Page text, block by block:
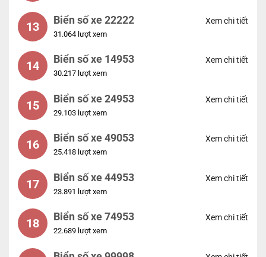
13 Biển số xe 22222
31.064 lượt xem
Xem chi tiết
14 Biển số xe 14953
30.217 lượt xem
Xem chi tiết
15 Biển số xe 24953
29.103 lượt xem
Xem chi tiết
16 Biển số xe 49053
25.418 lượt xem
Xem chi tiết
17 Biển số xe 44953
23.891 lượt xem
Xem chi tiết
18 Biển số xe 74953
22.689 lượt xem
Xem chi tiết